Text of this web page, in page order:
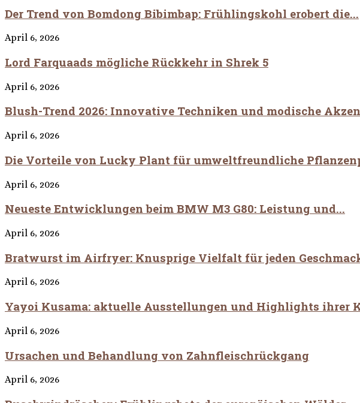
Der Trend von Bomdong Bibimbap: Frühlingskohl erobert die...
April 6, 2026
Lord Farquaads mögliche Rückkehr in Shrek 5
April 6, 2026
Blush-Trend 2026: Innovative Techniken und modische
April 6, 2026
Die Vorteile von Lucky Plant für umweltfreundliche
April 6, 2026
Neueste Entwicklungen beim BMW M3 G80: Leistung und...
April 6, 2026
Bratwurst im Airfryer: Knusprige Vielfalt für jeden
April 6, 2026
Yayoi Kusama: aktuelle Ausstellungen und Highlights ihrer
April 6, 2026
Ursachen und Behandlung von Zahnfleischrückgang
April 6, 2026